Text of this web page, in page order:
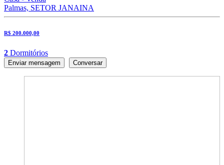
Palmas, SETOR JANAINA
R$ 200.000,00
2 Dormitórios
Enviar mensagem Conversar